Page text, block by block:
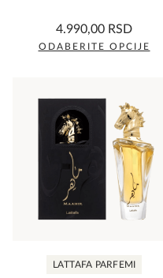
0,0
rating
4.990,00 RSD
ODABERITE OPCIJE
ima
više
varijanti.
Opcije
mogu
stranici
LATTAFA PARFEMI